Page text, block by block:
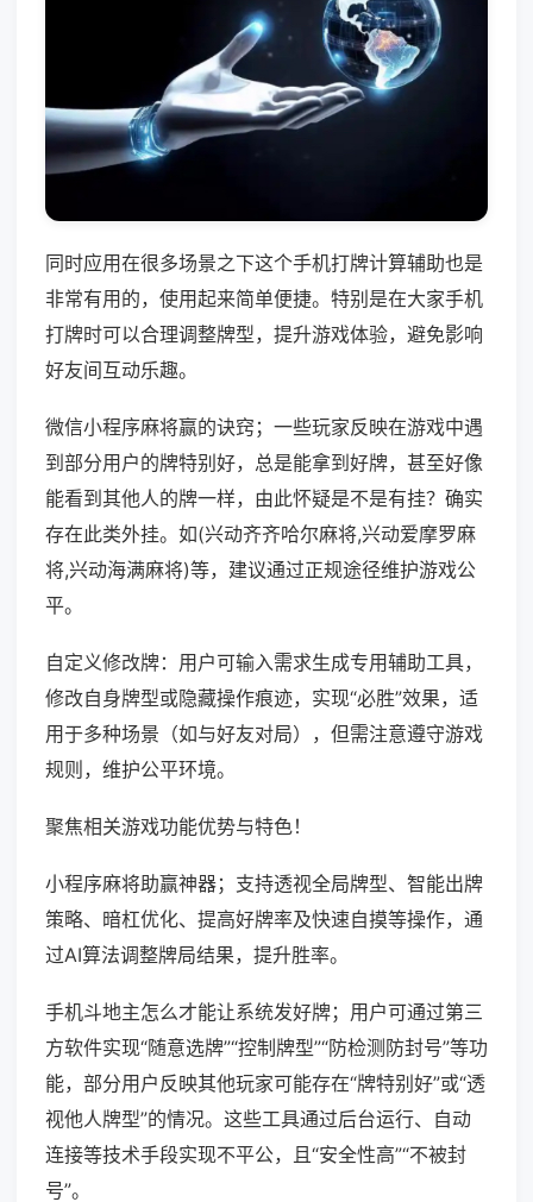
同时应用在很多场景之下这个手机打牌计算辅助也是
非常有用的，使用起来简单便捷。特别是在大家手机
打牌时可以合理调整牌型，提升游戏体验，避免影响
好友间互动乐趣。
微信小程序麻将赢的诀窍；一些玩家反映在游戏中遇
到部分用户的牌特别好，总是能拿到好牌，甚至好像
能看到其他人的牌一样，由此怀疑是不是有挂？确实
存在此类外挂。如(兴动齐齐哈尔麻将,兴动爱摩罗麻
将,兴动海满麻将)等，建议通过正规途径维护游戏公
平。
自定义修改牌：用户可输入需求生成专用辅助工具，
修改自身牌型或隐藏操作痕迹，实现“必胜”效果，适
用于多种场景（如与好友对局），但需注意遵守游戏
规则，维护公平环境。
聚焦相关游戏功能优势与特色！
小程序麻将助赢神器；支持透视全局牌型、智能出牌
策略、暗杠优化、提高好牌率及快速自摸等操作，通
过AI算法调整牌局结果，提升胜率。
手机斗地主怎么才能让系统发好牌；用户可通过第三
方软件实现“随意选牌”“控制牌型”“防检测防封号”等功
能，部分用户反映其他玩家可能存在“牌特别好”或“透
视他人牌型”的情况。这些工具通过后台运行、自动
连接等技术手段实现不平公，且“安全性高”“不被封
号”。